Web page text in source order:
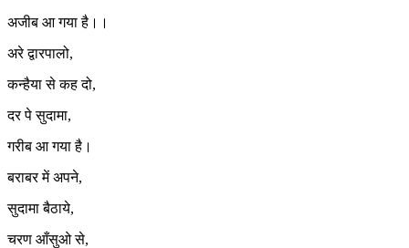
अजीब आ गया है।।
अरे द्वारपालो,
कन्हैया से कह दो,
दर पे सुदामा,
गरीब आ गया है।
बराबर में अपने,
सुदामा बैठाये,
चरण आँसुओ से,